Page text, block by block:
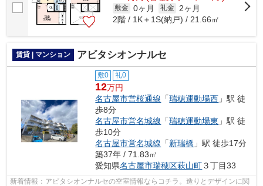
敷金 0ヶ月 礼金
2ヶ月
2階 / 1K＋1S(納戸) / 21.66㎡
賃貸 | マンション アビタシオンナルセ
敷0 礼0
12万円
名古屋市営桜通線 「瑞穂運動場西 」駅 徒
歩8分
名古屋市営名城線 「瑞穂運動場東 」駅 徒
歩10分
名古屋市営名城線 「新瑞橋 」駅 徒歩17分
築37年 / 71.83㎡
愛知県名古屋市瑞穂区萩山町３丁目33
新着情報：アビタシオンナルセの空室情報ならコチラ。造りとデザインに関